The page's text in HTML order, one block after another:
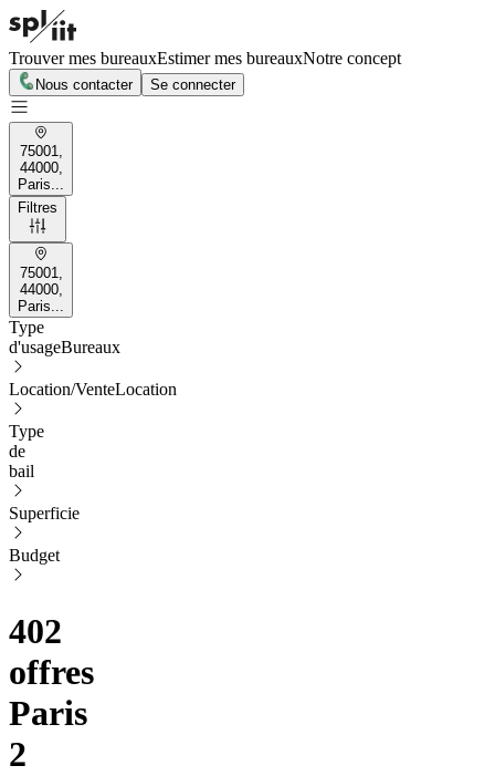
Trouver mes bureauxEstimer mes bureauxNotre concept
Nous contacter Se connecter
75001,
44000,
Paris...
Filtres
75001,
44000,
Paris...
Type
d'usageBureaux
Location/VenteLocation
Type
de
bail
Superficie
Budget
402
offres
Paris
2